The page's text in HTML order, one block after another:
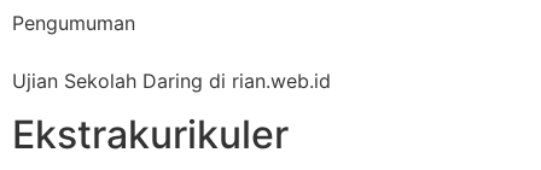
Pengumuman
Ujian Sekolah Daring di rian.web.id
Ekstrakurikuler